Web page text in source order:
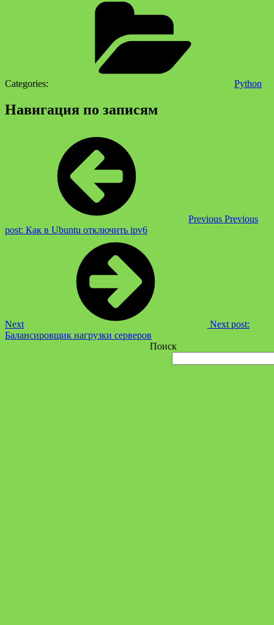
Categories: Python
Навигация по записям
Previous Previous
post: Как в Ubuntu отключить ipv6
Next
Next post:
Балансировщик нагрузки серверов
Поиск